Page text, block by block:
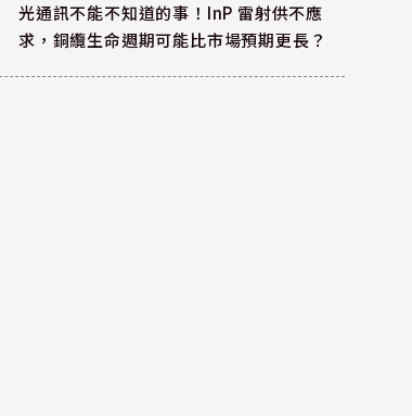
光通訊不能不知道的事！InP 雷射供不應
求，銅纜生命週期可能比市場預期更長？